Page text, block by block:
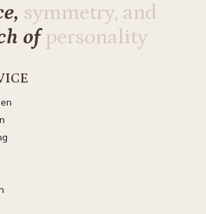
symmetry, and
ofpersonality